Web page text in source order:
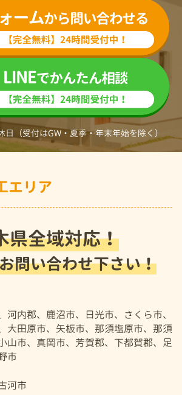
日（受付はGW・夏季・年末年始を除く）
エリア
県全域対応！
問い合わせ下さい！
河内郡、鹿沼市、日光市、さくら市、
大田原市、矢板市、那須塩原市、那須
山市、真岡市、芳賀郡、下都賀郡、足
市
河市